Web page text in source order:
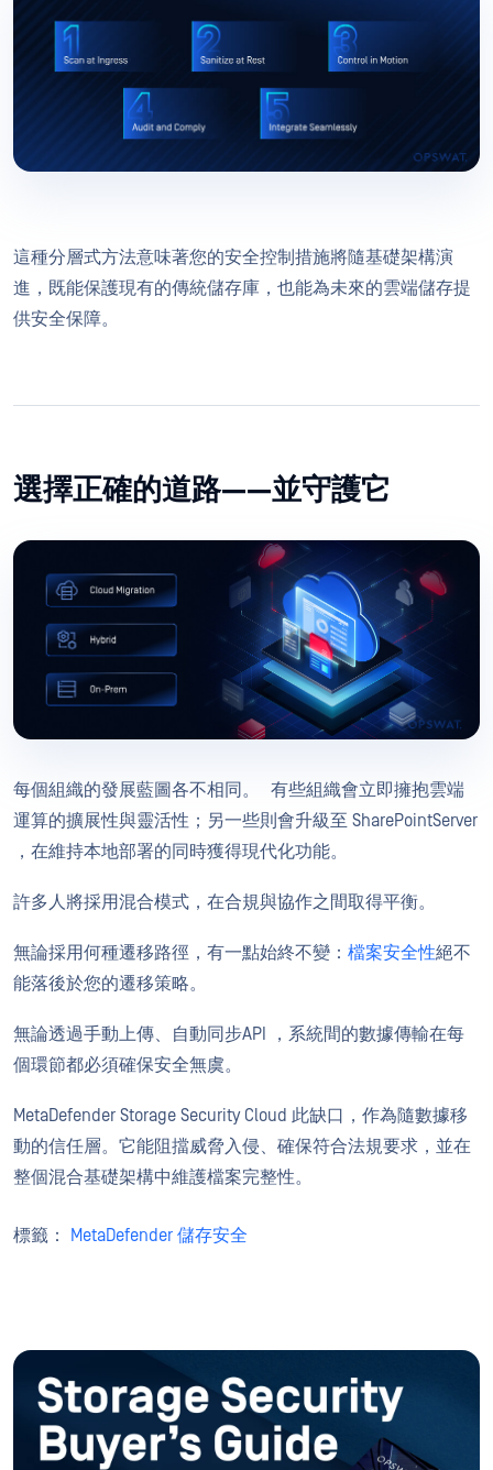
這種分層式方法意味著您的安全控制措施將隨基礎架構演
進，既能保護現有的傳統儲存庫，也能為未來的雲端儲存提
供安全保障。
選擇正確的道路——並守護它
每個組織的發展藍圖各不相同。 有些組織會立即擁抱雲端
運算的擴展性與靈活性；另一些則會升級至 SharePointServer
，在維持本地部署的同時獲得現代化功能。
許多人將採用混合模式，在合規與協作之間取得平衡。
無論採用何種遷移路徑，有一點始終不變： 檔案安全性絕不
能落後於您的遷移策略。
無論透過手動上傳、自動同步API ，系統間的數據傳輸在每
個環節都必須確保安全無虞。
MetaDefender Storage Security Cloud 此缺口，作為隨數據移
動的信任層。它能阻擋威脅入侵、確保符合法規要求，並在
整個混合基礎架構中維護檔案完整性。
標籤： MetaDefender 儲存安全